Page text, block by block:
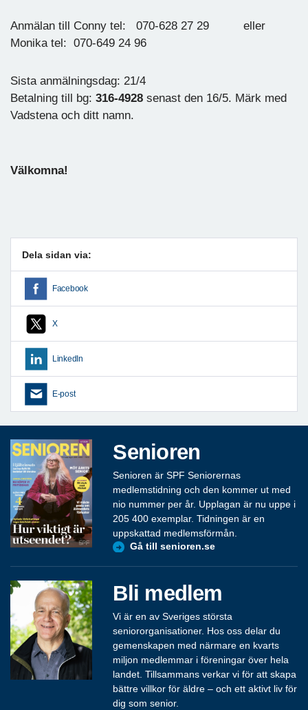
Anmälan till Conny tel: 070-628 27 29 eller
Monika tel: 070-649 24 96
Sista anmälningsdag: 21/4
Betalning till bg: 316-4928 senast den 16/5. Märk med
Vadstena och ditt namn.
Välkomna!
Dela sidan via:
Facebook
X
LinkedIn
E-post
Senioren
Senioren är SPF Seniorernas
medlemstidning och den kommer ut med
nio nummer per år. Upplagan är nu uppe i
205 400 exemplar. Tidningen är en
uppskattad medlemsförmån.
Gå till senioren.se
Bli medlem
Vi är en av Sveriges största
seniororganisationer. Hos oss delar du
gemenskapen med närmare en kvarts
miljon medlemmar i föreningar över hela
landet. Tillsammans verkar vi för att skapa
bättre villkor för äldre – och ett aktivt liv för
dig som senior.